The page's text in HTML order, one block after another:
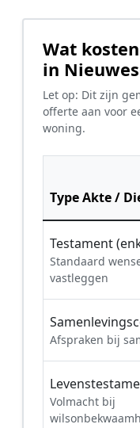
Wat
in
Let op: Dit zijn
offerte aan voor
woning.
Type Akte /
Testament
Standaard
vastleggen
Afspraken bij
Volmacht bij